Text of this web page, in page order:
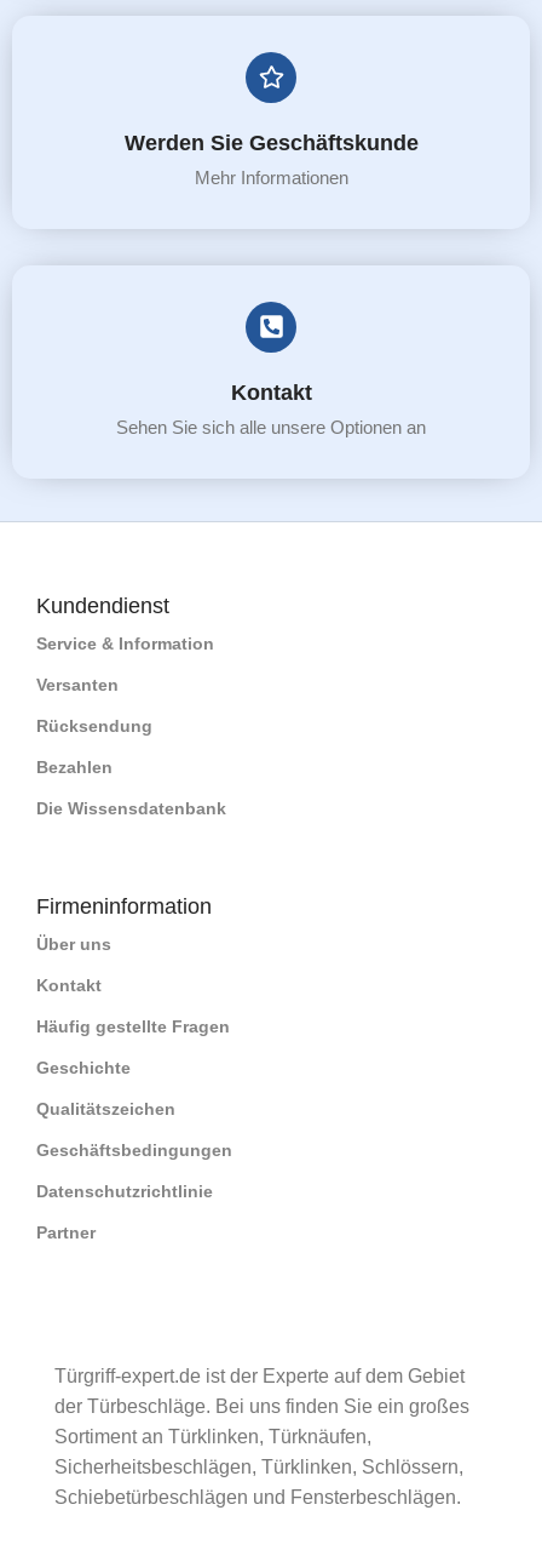
Werden Sie Geschäftskunde
Mehr Informationen
Kontakt
Sehen Sie sich alle unsere Optionen an
Kundendienst
Service & Information
Versanten
Rücksendung
Bezahlen
Die Wissensdatenbank
Firmeninformation
Über uns
Kontakt
Häufig gestellte Fragen
Geschichte
Qualitätszeichen
Geschäftsbedingungen
Datenschutzrichtlinie
Partner
Türgriff-expert.de ist der Experte auf dem Gebiet
der Türbeschläge. Bei uns finden Sie ein großes
Sortiment an Türklinken, Türknäufen,
Sicherheitsbeschlägen, Türklinken, Schlössern,
Schiebetürbeschlägen und Fensterbeschlägen.